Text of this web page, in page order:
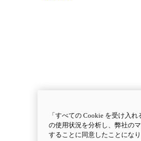
「すべての Cookie を受け入
の使用状況を分析し、弊社の
することに同意したことになり